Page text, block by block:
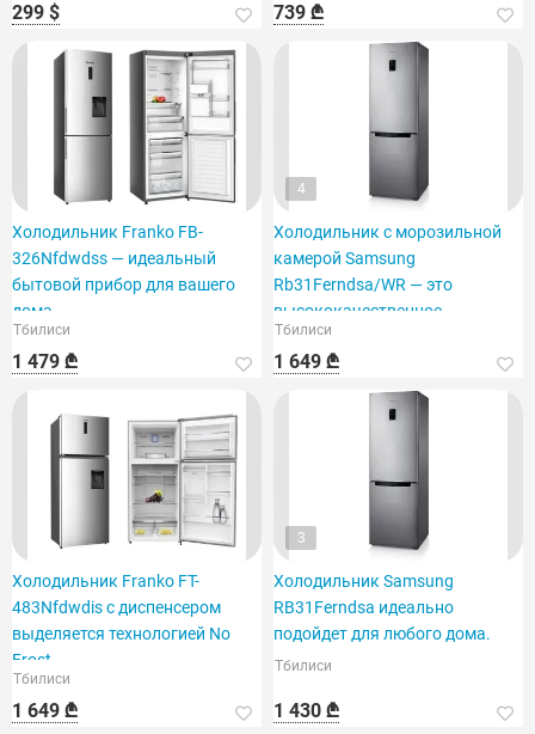
299 $ 739 ₾
Холодильник Franko FB-
326Nfdwdss — идеальный
бытовой прибор для вашего
дома.
Тбилиси
1 479 ₾
4
Холодильник с морозильной
камерой Samsung
Rb31Ferndsa/WR — это
высококачественное
устройство.
Тбилиси
1 649 ₾
Холодильник Franko FT-
483Nfdwdis с диспенсером
выделяется технологией No
Frost.
Тбилиси
1 649 ₾
3
Холодильник Samsung
RB31Ferndsa идеально
подойдет для любого дома.
Тбилиси
1 430 ₾